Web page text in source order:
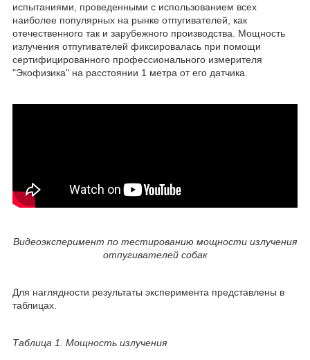
испытаниями, проведенными с использованием всех
наиболее популярных на рынке отпугивателей, как
отечественного так и зарубежного производства. Мощность
излучения отпугивателей фиксировалась при помощи
сертифицированного профессионального измерителя
"Экофизика" на расстоянии 1 метра от его датчика.
Видеоэксперимент по тестированию мощности излучения
отпугивателей собак
Для наглядности результаты эксперимента представлены в
таблицах.
Таблица 1. Мощность излучения